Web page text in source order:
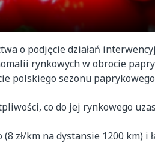
o podjęcie działań
rynkowych w obrocie
polskiego sezonu
co do jej rynkowego
zł/km na dystansie 1200 km) i